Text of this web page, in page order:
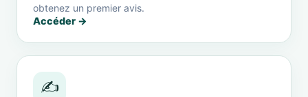
obtenez un premier avis.
Accéder →
✍️